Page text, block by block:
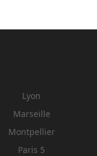
Lyon
Marseille
Montpellier
Paris 5